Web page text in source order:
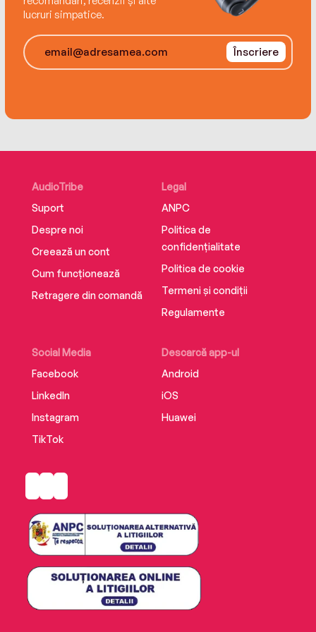
lucruri simpatice.
Înscriere
AudioTribe
Suport
Despre noi
Creează un cont
Cum funcționează
Retragere din comandă
Social Media
Facebook
LinkedIn
Instagram
TikTok
Descarcă app-ul
Android
iOS
Huawei
Legal
ANPC
Politica de
confidențialitate
Politica de cookie
Termeni și condiții
Regulamente